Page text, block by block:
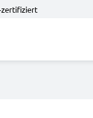
zertifiziert